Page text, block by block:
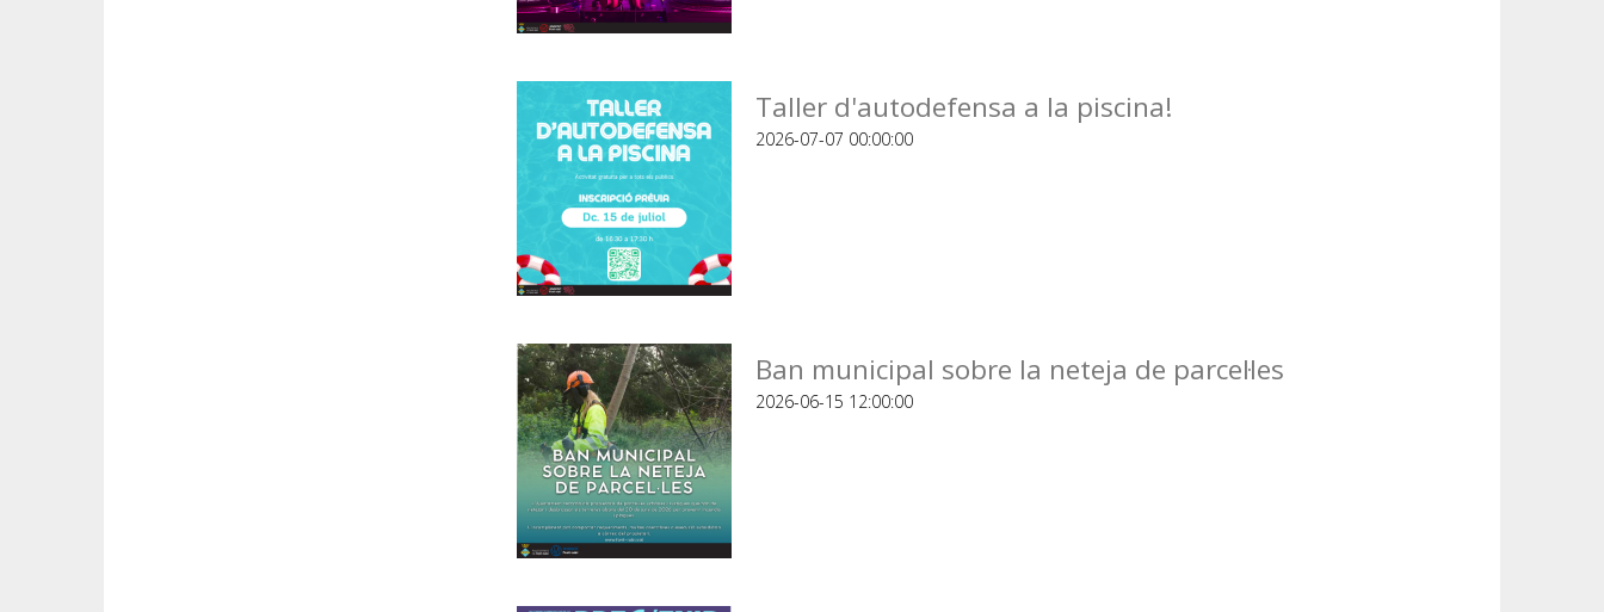
Taller d'autodefensa a la piscina!
2026-07-07 00:00:00
Ban municipal sobre la neteja de parcel·les
2026-06-15 12:00:00